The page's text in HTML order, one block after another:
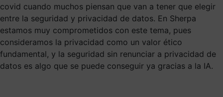
covid cuando muchos piensan que van a tener que elegir
entre la seguridad y privacidad de datos. En Sherpa
estamos muy comprometidos con este tema, pues
consideramos la privacidad como un valor ético
fundamental, y la seguridad sin renunciar a privacidad de
datos es algo que se puede conseguir ya gracias a la IA.